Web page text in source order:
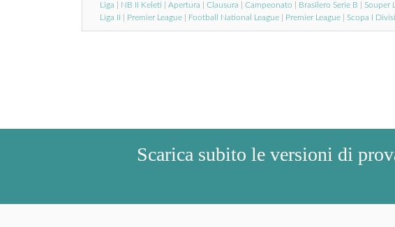
Liga
NB II Keleti Apertura Clausura Campeonato Brasilero Serie B Souper
Liga II
Premier League Football National League Premier League Scopa I
Scarica subito le versioni di